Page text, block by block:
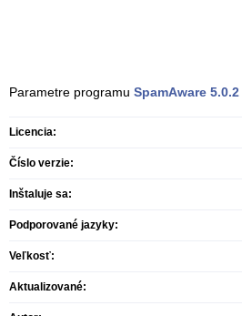
Parametre programu SpamAware 5.0.2
Licencia:
Číslo verzie:
Inštaluje sa:
Podporované jazyky:
Veľkosť:
Aktualizované: